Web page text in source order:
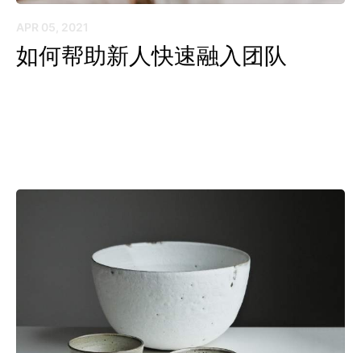
APR 05, 2021
如何帮助新人快速融入团队